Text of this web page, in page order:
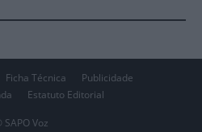
Ficha Técnica
Publicidade
Estatuto Editorial
SAPO Voz